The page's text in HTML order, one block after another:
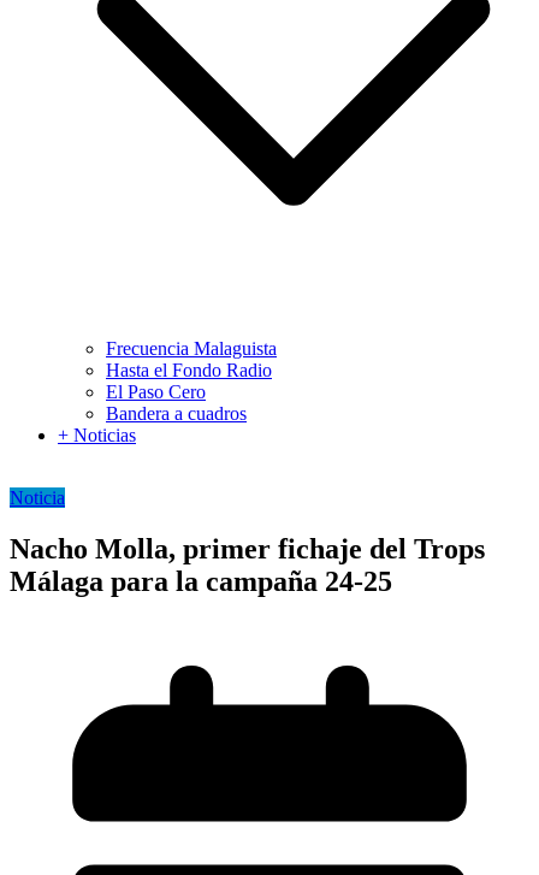
Frecuencia Malaguista
Hasta el Fondo Radio
El Paso Cero
Bandera a cuadros
+ Noticias
Noticia
Nacho Molla, primer fichaje del Trops
Málaga para la campaña 24-25